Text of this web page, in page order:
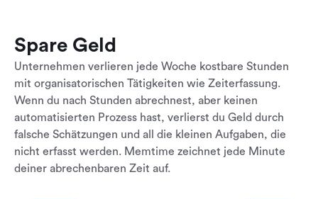
Spare Geld
Unternehmen verlieren jede Woche kostbare Stunden
mit organisatorischen Tätigkeiten wie Zeiterfassung.
Wenn du nach Stunden abrechnest, aber keinen
automatisierten Prozess hast, verlierst du Geld durch
falsche Schätzungen und all die kleinen Aufgaben, die
nicht erfasst werden. Memtime zeichnet jede Minute
deiner abrechenbaren Zeit auf.